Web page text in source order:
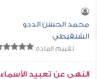
محمد الحسن الددو
الشنقيطي
تقييم المادة:
النهي عن تعبيد الأسماء